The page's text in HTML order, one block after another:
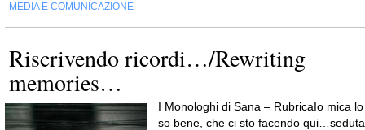
MEDIA E COMUNICAZIONE
Riscrivendo ricordi…/Rewriting
memories…
I Monologhi di Sana – RubricaIo mica lo
so bene, che ci sto facendo qui…seduta